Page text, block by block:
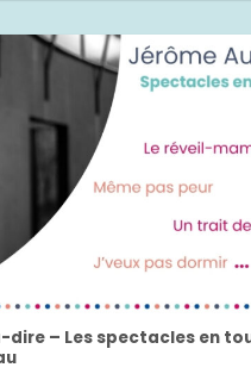
dire – Les spectacles en